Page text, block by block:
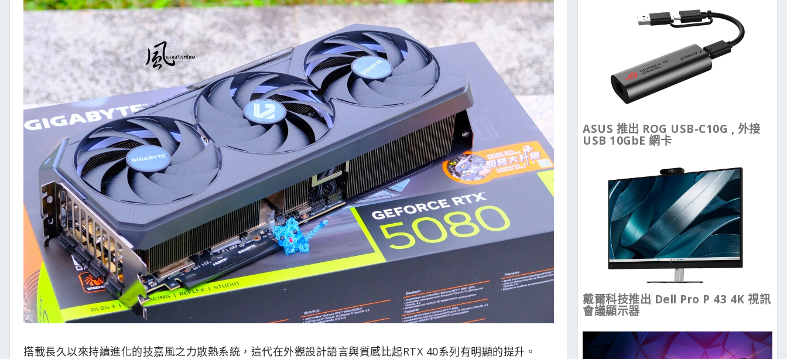
搭載長久以來持續進化的技嘉風之力散熱系統，這代在外觀設計語言與質感比起RTX 40系列有明顯的提升。
ASUS 推出 ROG USB-C10G , 外接
USB 10GbE 網卡
戴爾科技推出 Dell Pro P 43 4K 視訊
會議顯示器